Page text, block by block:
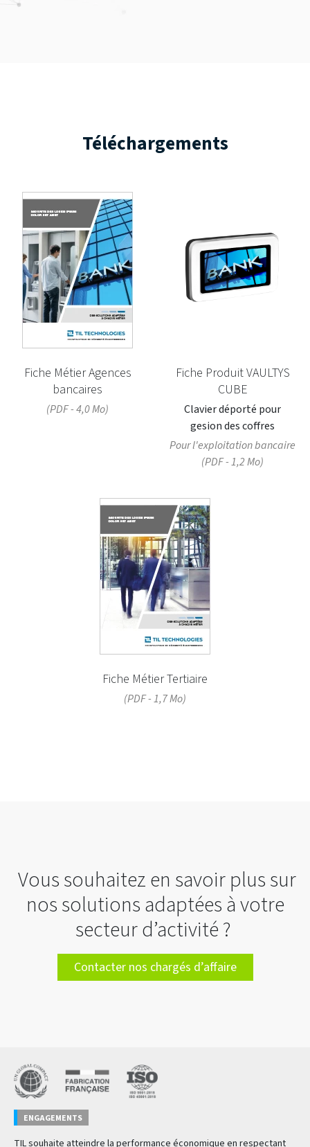
Téléchargements
Fiche Métier Agences
bancaires
(PDF - 4,0 Mo)
Fiche Produit VAULTYS
CUBE
Clavier déporté pour
gesion des coffres
Pour l'exploitation bancaire
(PDF - 1,2 Mo)
Fiche Métier Tertiaire
(PDF - 1,7 Mo)
Vous souhaitez en savoir plus sur
nos solutions adaptées à votre
secteur d’activité ?
Contacter nos chargés d’affaire
ENGAGEMENTS
TIL souhaite atteindre la performance économique en respectant